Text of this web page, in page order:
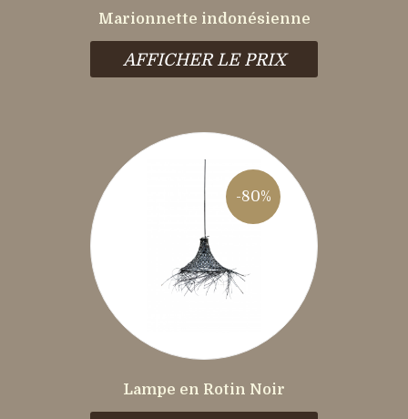
Marionnette indonésienne
AFFICHER LE PRIX
-80%
Lampe en Rotin Noir